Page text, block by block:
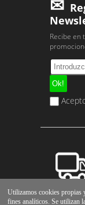
Recibe en
Utilizamos cookies propias
fines analíticos. Se utilizan